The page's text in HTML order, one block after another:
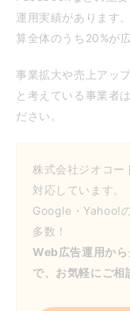
運用実績があります
算全体のうち20%が
事業拡大や売上アッ
と考えている事業者
ださい。
株式会社ジオコー
対応しています。
Google・Yahoo!
多数！
Web広告運用から
で、お気軽にご相